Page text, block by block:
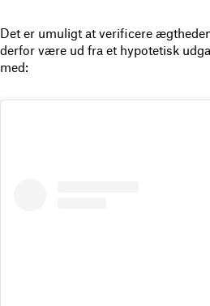
Det er umuligt at verificere
derfor være ud fra et hypotetisk
med: